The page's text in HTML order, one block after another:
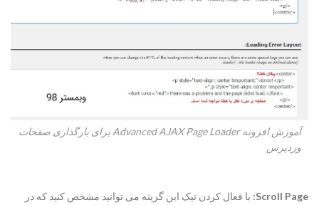
آموزش افزونه Advanced AJAX Page Loader برای بارگذاری صفحات
وردپرس
Scroll Page: با فعال کردن تیک این گزینه می توانید مشخص کنید که در